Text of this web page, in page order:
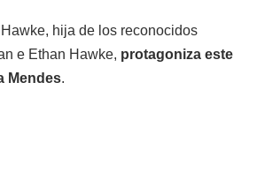
hija de los reconocidos
e Ethan Hawke, protagoniza este
Mendes.